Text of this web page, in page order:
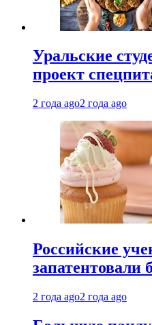
Уральские
проект
2 года ago2 года ago
Российские
запатентовали
2 года ago2 года ago